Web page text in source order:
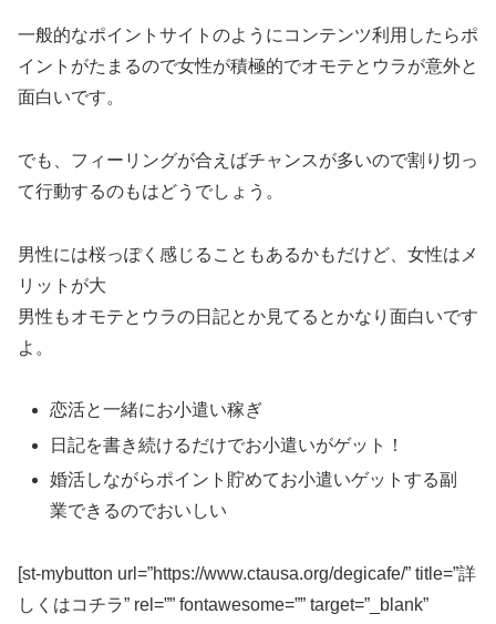
一般的なポイントサイトのようにコンテンツ利用したらポ
イントがたまるので女性が積極的でオモテとウラが意外と
面白いです。
でも、フィーリングが合えばチャンスが多いので割り切っ
て行動するのもはどうでしょう。
男性には桜っぽく感じることもあるかもだけど、女性はメ
リットが大
男性もオモテとウラの日記とか見てるとかなり面白いです
よ。
恋活と一緒にお小遣い稼ぎ
日記を書き続けるだけでお小遣いがゲット！
婚活しながらポイント貯めてお小遣いゲットする副
業できるのでおいしい
[st-mybutton url=”https://www.ctausa.org/degicafe/” title=”詳
しくはコチラ” rel=”” fontawesome=”” target=”_blank”